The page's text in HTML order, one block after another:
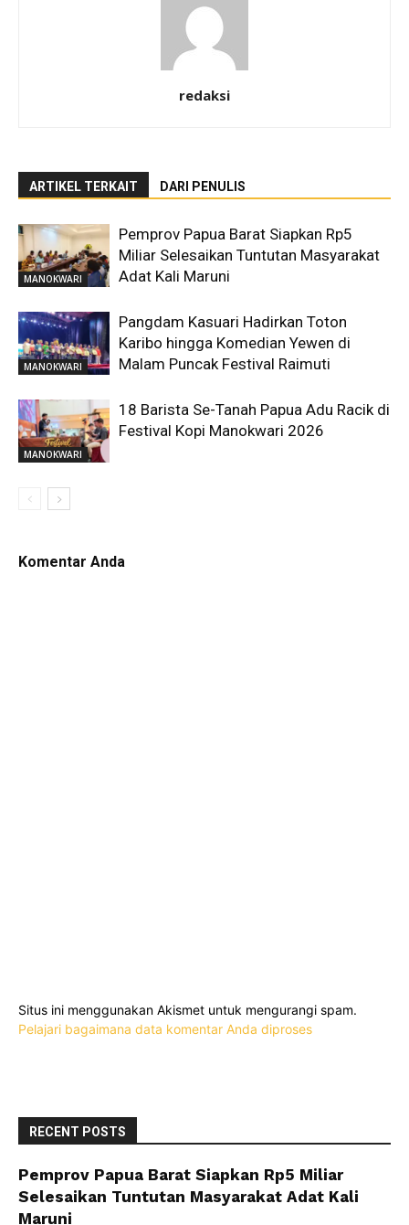
redaksi
ARTIKEL TERKAIT DARI PENULIS
MANOKWARI
Pemprov Papua Barat Siapkan Rp5
Miliar Selesaikan Tuntutan Masyarakat
Adat Kali Maruni
MANOKWARI
Pangdam Kasuari Hadirkan Toton
Karibo hingga Komedian Yewen di
Malam Puncak Festival Raimuti
MANOKWARI
18 Barista Se-Tanah Papua Adu Racik di
Festival Kopi Manokwari 2026
Komentar Anda
Situs ini menggunakan Akismet untuk mengurangi spam.
Pelajari bagaimana data komentar Anda diproses
RECENT POSTS
Pemprov Papua Barat Siapkan Rp5 Miliar
Selesaikan Tuntutan Masyarakat Adat Kali
Maruni